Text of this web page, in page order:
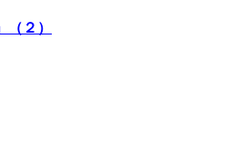
２）